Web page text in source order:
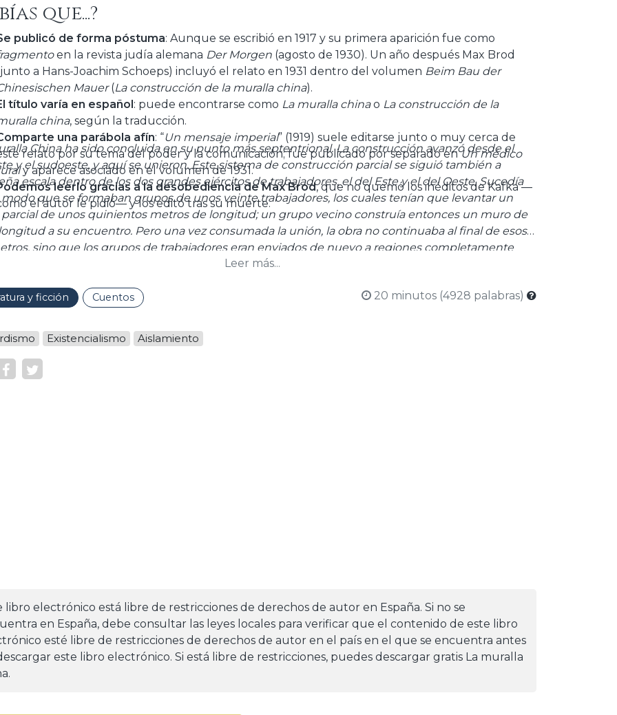
que...?
publicó de forma póstuma: Aunque se escribió en 1917 y su primera aparición fue como
en la revista judía alemana Der Morgen (agosto de 1930). Un año después Max Brod
a Hans-Joachim Schoeps) incluyó el relato en 1931 dentro del volumen Beim Bau der
Mauer(La construcción de la muralla china).
título varía en español: puede encontrarse como La muralla chinao La construcción de la
china, según la traducción.
una parábola afín: “Un mensaje imperial” (1919) suele editarse junto o muy cerca de
relato por su tema del poder y la comunicación; fue publicado por separado enUn médico
y aparece asociado en el volumen de 1931.
leerlo gracias a la desobediencia de Max Brod, que no quemó los inéditos de Kafka —
el autor le pidió— y los editó tras su muerte.
China ha sido concluida en su punto más septentrional. La construcción avanzó desde el
y el sudoeste, y aquí se unieron. Este sistema de construcción parcial se siguió también a
escala dentro de los dos grandes ejércitos de trabajadores, el del Este y el del Oeste. Sucedía
que se formaban grupos de unos veinte trabajadores, los cuales tenían que levantar un
de unos quinientos metros de longitud; un grupo vecino construía entonces un muro de
a su encuentro. Pero una vez consumada la unión, la obra no continuaba al final de esos
sino que los grupos de trabajadores eran enviados de nuevo a regiones completamente
para proseguir la construcción. Naturalmente, de esta manera surgían muchas grandes
de la muralla ya se hubiera proclamado como finalizada."
Leer más...
y ficción Cuentos 20 minutos (4928 palabras)
Existencialismo Aislamiento
libro electrónico está libre de restricciones de derechos de autor en España. Si no se
en España, debe consultar las leyes locales para verificar que el contenido de este libro
esté libre de restricciones de derechos de autor en el país en el que se encuentra antes
este libro electrónico. Si está libre de restricciones, puedes descargar gratis La muralla